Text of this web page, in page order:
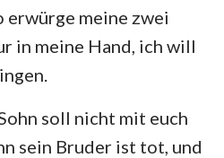
meine zwei
in meine Hand, ich will
soll nicht mit euch
sein Bruder ist tot, und